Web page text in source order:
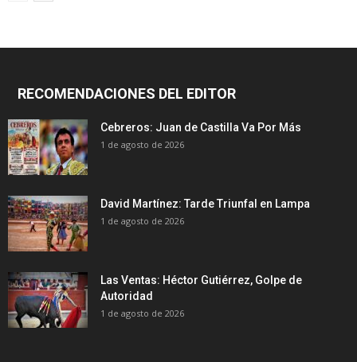
RECOMENDACIONES DEL EDITOR
Cebreros: Juan de Castilla Va Por Más
1 de agosto de 2026
David Martínez: Tarde Triunfal en Lampa
1 de agosto de 2026
Las Ventas: Héctor Gutiérrez, Golpe de
Autoridad
1 de agosto de 2026